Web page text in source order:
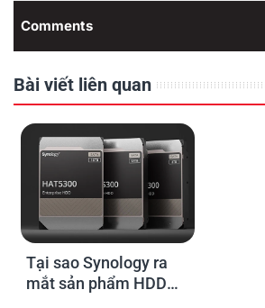
Comments
Bài viết liên quan
Tại sao Synology ra
mắt sản phẩm HDD